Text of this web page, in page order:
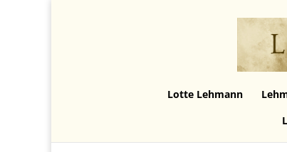
Lotte Lehmann